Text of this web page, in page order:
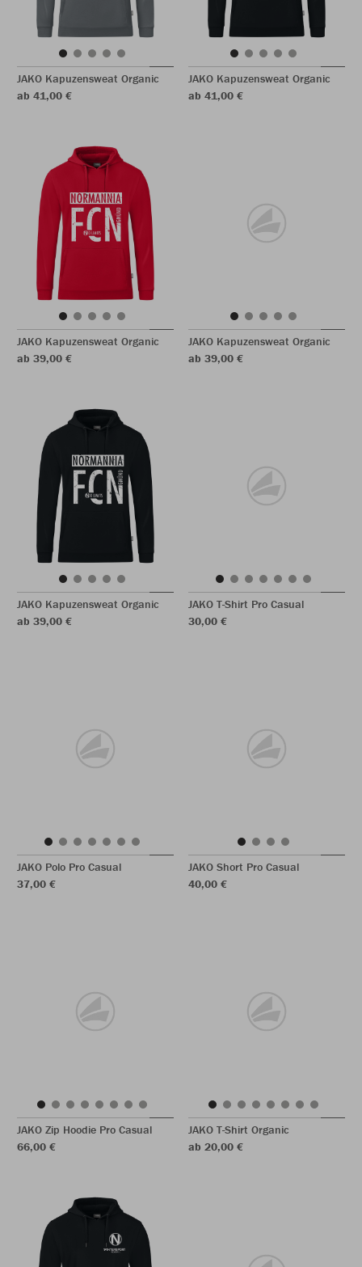
JAKO Kapuzensweat Organic
ab 41,00 €
JAKO Kapuzensweat Organic
ab 41,00 €
JAKO Kapuzensweat Organic
ab 39,00 €
JAKO Kapuzensweat Organic
ab 39,00 €
JAKO Kapuzensweat Organic
ab 39,00 €
JAKO T-Shirt Pro Casual
30,00 €
JAKO Polo Pro Casual
37,00 €
JAKO Short Pro Casual
40,00 €
JAKO Zip Hoodie Pro Casual
66,00 €
JAKO T-Shirt Organic
ab 20,00 €